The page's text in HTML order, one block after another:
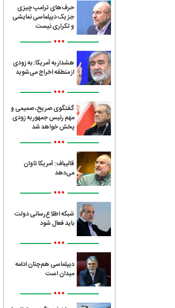
حرف‌های ترامپ چیزی
جز یک دیپلماسی نمایشی
و تکراری نیست
•••
هشدار به آمریکا: به زودی
از منطقه اخراج می‌شوید
•••
گفتگوی صریح، صمیمی و
مهم رئیس جمهور به زودی
پخش خواهد شد
•••
قالیباف: آمریکا تاوان
می‌دهد
•••
شبکه اطلاع‌رسانی دولت
باید فعال شود
•••
دیپلماسی هم‌چنان ادامه
میدان است
•••